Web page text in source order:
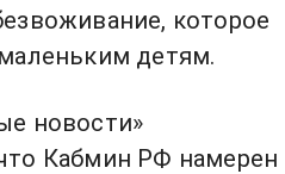
которое
детям.
новости»
Кабмин РФ намерен